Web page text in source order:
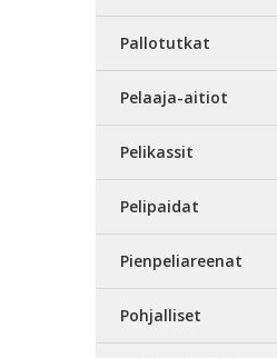
Pallotutkat
Pelaaja-aitiot
Pelikassit
Pelipaidat
Pienpeliareenat
Pohjalliset